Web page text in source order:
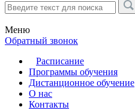
Меню
Обратный звонок
Расписание
Программы обучения
Дистанционное обучение
О нас
Контакты